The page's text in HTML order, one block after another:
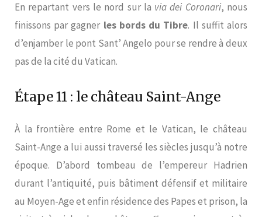
En repartant vers le nord sur la via dei Coronari, nous
finissons par gagner les bords du Tibre. Il suffit alors
d’enjamber le pont Sant’ Angelo pour se rendre à deux
pas de la cité du Vatican.
Étape 11 : le château Saint-Ange
À la frontière entre Rome et le Vatican, le château
Saint-Ange a lui aussi traversé les siècles jusqu’à notre
époque. D’abord tombeau de l’empereur Hadrien
durant l’antiquité, puis bâtiment défensif et militaire
au Moyen-Age et enfin résidence des Papes et prison, la